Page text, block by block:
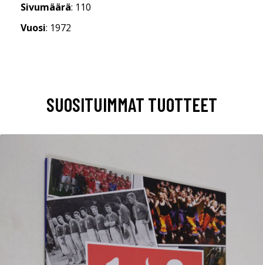
Sivumäärä: 110
Vuosi: 1972
SUOSITUIMMAT TUOTTEET